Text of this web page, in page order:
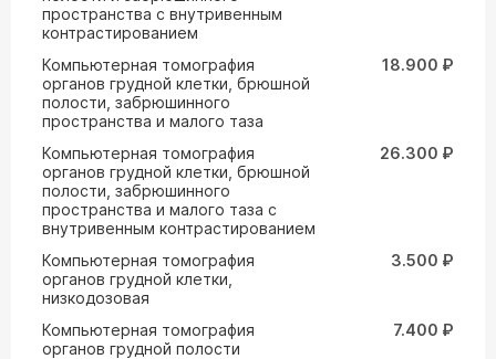
пространства с внутривенным
контрастированием
Компьютерная томография
органов грудной клетки, брюшной
полости, забрюшинного
пространства и малого таза
18.900 ₽
Компьютерная томография
органов грудной клетки, брюшной
полости, забрюшинного
пространства и малого таза с
внутривенным контрастированием
26.300 ₽
Компьютерная томография
органов грудной клетки,
низкодозовая
3.500 ₽
Компьютерная томография
органов грудной полости
7.400 ₽